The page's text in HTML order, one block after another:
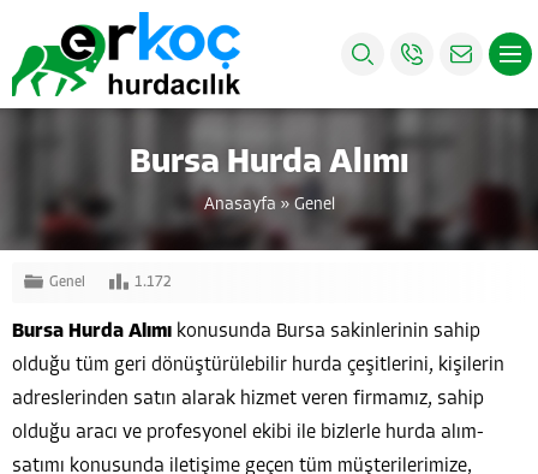
Bursa Hurda Alımı
Anasayfa » Genel
Genel 1.172
Bursa Hurda Alımı konusunda Bursa sakinlerinin sahip
olduğu tüm geri dönüştürülebilir hurda çeşitlerini, kişilerin
adreslerinden satın alarak hizmet veren firmamız, sahip
olduğu aracı ve profesyonel ekibi ile bizlerle hurda alım-
satımı konusunda iletişime geçen tüm müşterilerimize,